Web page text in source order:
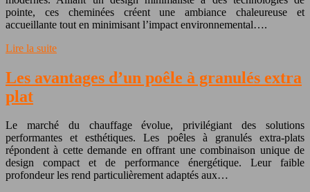
pointe, ces cheminées créent une ambiance chaleureuse et
accueillante tout en minimisant l’impact environnemental….
Lire la suite
Les avantages d’un poêle à granulés extra
plat
Le marché du chauffage évolue, privilégiant des solutions
performantes et esthétiques. Les poêles à granulés extra-plats
répondent à cette demande en offrant une combinaison unique de
design compact et de performance énergétique. Leur faible
profondeur les rend particulièrement adaptés aux…